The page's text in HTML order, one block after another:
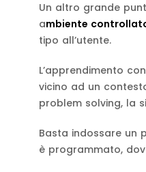
Un altro grande
ambiente
tipo all’utente.
L’apprendimento
vicino ad un
problem solving, la
Basta indossare un
è programmato,